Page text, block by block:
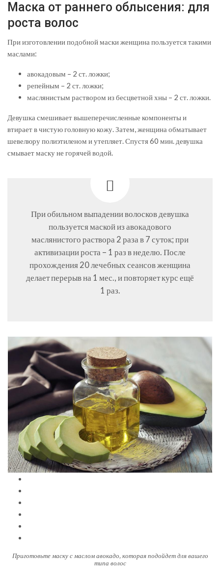
Маска от раннего облысения: для
роста волос
При изготовлении подобной маски женщина пользуется такими
маслами:
авокадовым – 2 ст. ложки;
репейным – 2 ст. ложки;
маслянистым раствором из бесцветной хны – 2 ст. ложки.
Девушка смешивает вышеперечисленные компоненты и
втирает в чистую головную кожу. Затем, женщина обматывает
шевелюру полиэтиленом и утепляет. Спустя 60 мин. девушка
смывает маску не горячей водой.
При обильном выпадении волосков девушка
пользуется маской из авокадового
маслянистого раствора 2 раза в 7 суток; при
активизации роста – 1 раз в неделю. После
прохождения 20 лечебных сеансов женщина
делает перерыв на 1 мес., и повторяет курс ещё
1 раз.
Приготовьте маску с маслом авокадо, которая подойдет для вашего
типа волос